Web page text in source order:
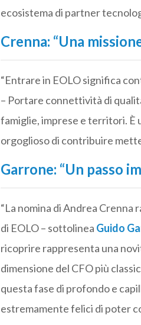
ecosistema di partner
Crenna: “Una
“Entrare in EOLO significa
– Portare connettività di
famiglie, imprese e territori. È
orgoglioso di contribuire
Garrone: “Un passo
“La nomina di Andrea
di EOLO – sottolinea Guido
ricoprire rappresenta una
dimensione del CFO più
questa fase di profondo e
estremamente felici di poter